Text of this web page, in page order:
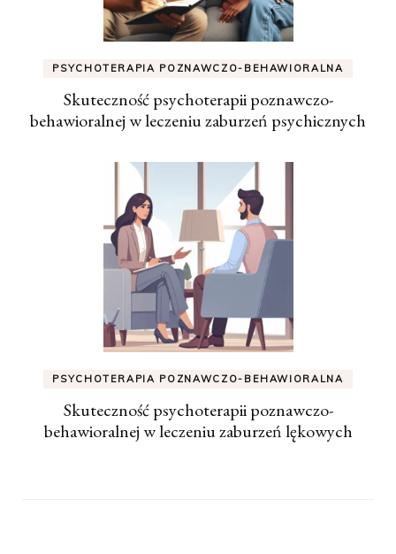
PSYCHOTERAPIA POZNAWCZO-BEHAWIORALNA
Skuteczność psychoterapii poznawczo-
behawioralnej w leczeniu zaburzeń psychicznych
PSYCHOTERAPIA POZNAWCZO-BEHAWIORALNA
Skuteczność psychoterapii poznawczo-
behawioralnej w leczeniu zaburzeń lękowych